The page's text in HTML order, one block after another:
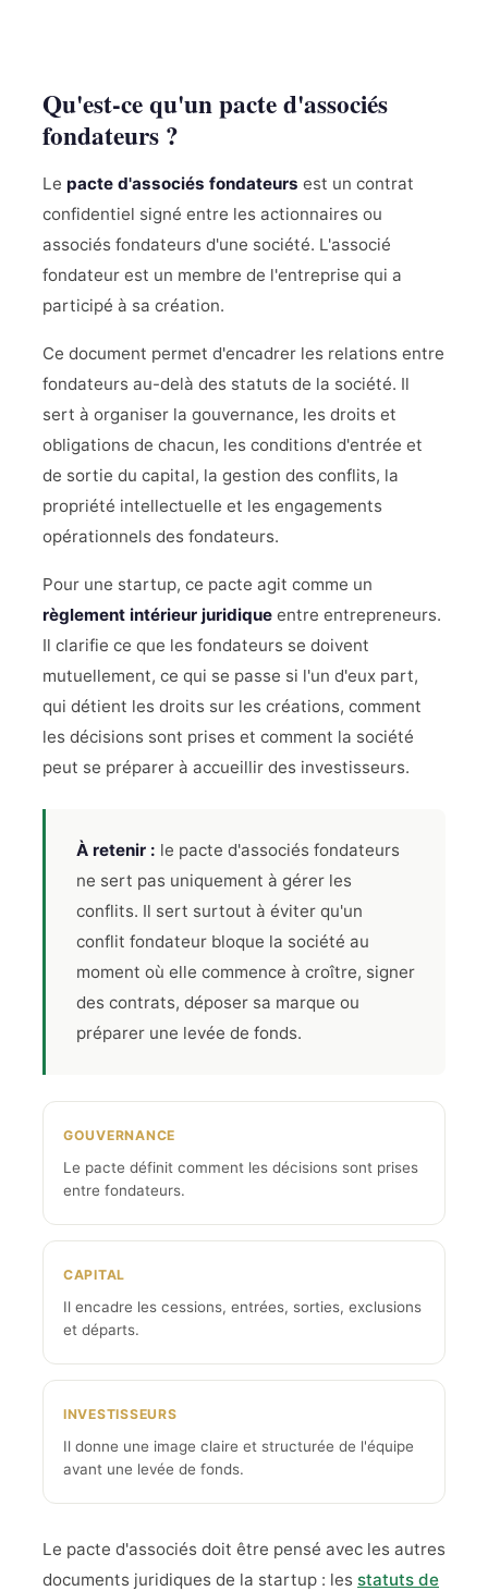
Qu'est-ce qu'un pacte d'associés
fondateurs ?
Le pacte d'associés fondateurs est un contrat
confidentiel signé entre les actionnaires ou
associés fondateurs d'une société. L'associé
fondateur est un membre de l'entreprise qui a
participé à sa création.
Ce document permet d'encadrer les relations entre
fondateurs au-delà des statuts de la société. Il
sert à organiser la gouvernance, les droits et
obligations de chacun, les conditions d'entrée et
de sortie du capital, la gestion des conflits, la
propriété intellectuelle et les engagements
opérationnels des fondateurs.
Pour une startup, ce pacte agit comme un
règlement intérieur juridique entre entrepreneurs.
Il clarifie ce que les fondateurs se doivent
mutuellement, ce qui se passe si l'un d'eux part,
qui détient les droits sur les créations, comment
les décisions sont prises et comment la société
peut se préparer à accueillir des investisseurs.
À retenir : le pacte d'associés fondateurs
ne sert pas uniquement à gérer les
conflits. Il sert surtout à éviter qu'un
conflit fondateur bloque la société au
moment où elle commence à croître, signer
des contrats, déposer sa marque ou
préparer une levée de fonds.
GOUVERNANCE
Le pacte définit comment les décisions sont prises
entre fondateurs.
CAPITAL
Il encadre les cessions, entrées, sorties, exclusions
et départs.
INVESTISSEURS
Il donne une image claire et structurée de l'équipe
avant une levée de fonds.
Le pacte d'associés doit être pensé avec les autres
documents juridiques de la startup : les statuts de